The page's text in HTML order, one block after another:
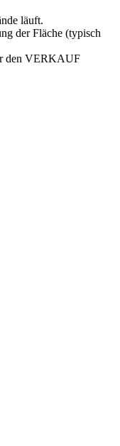
läuft.
der Fläche (typisch
den VERKAUF